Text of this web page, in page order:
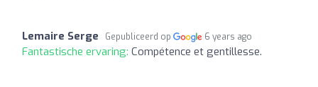
Lemaire Serge Gepubliceerd op 6 years ago
Fantastische ervaring: Compétence et gentillesse.